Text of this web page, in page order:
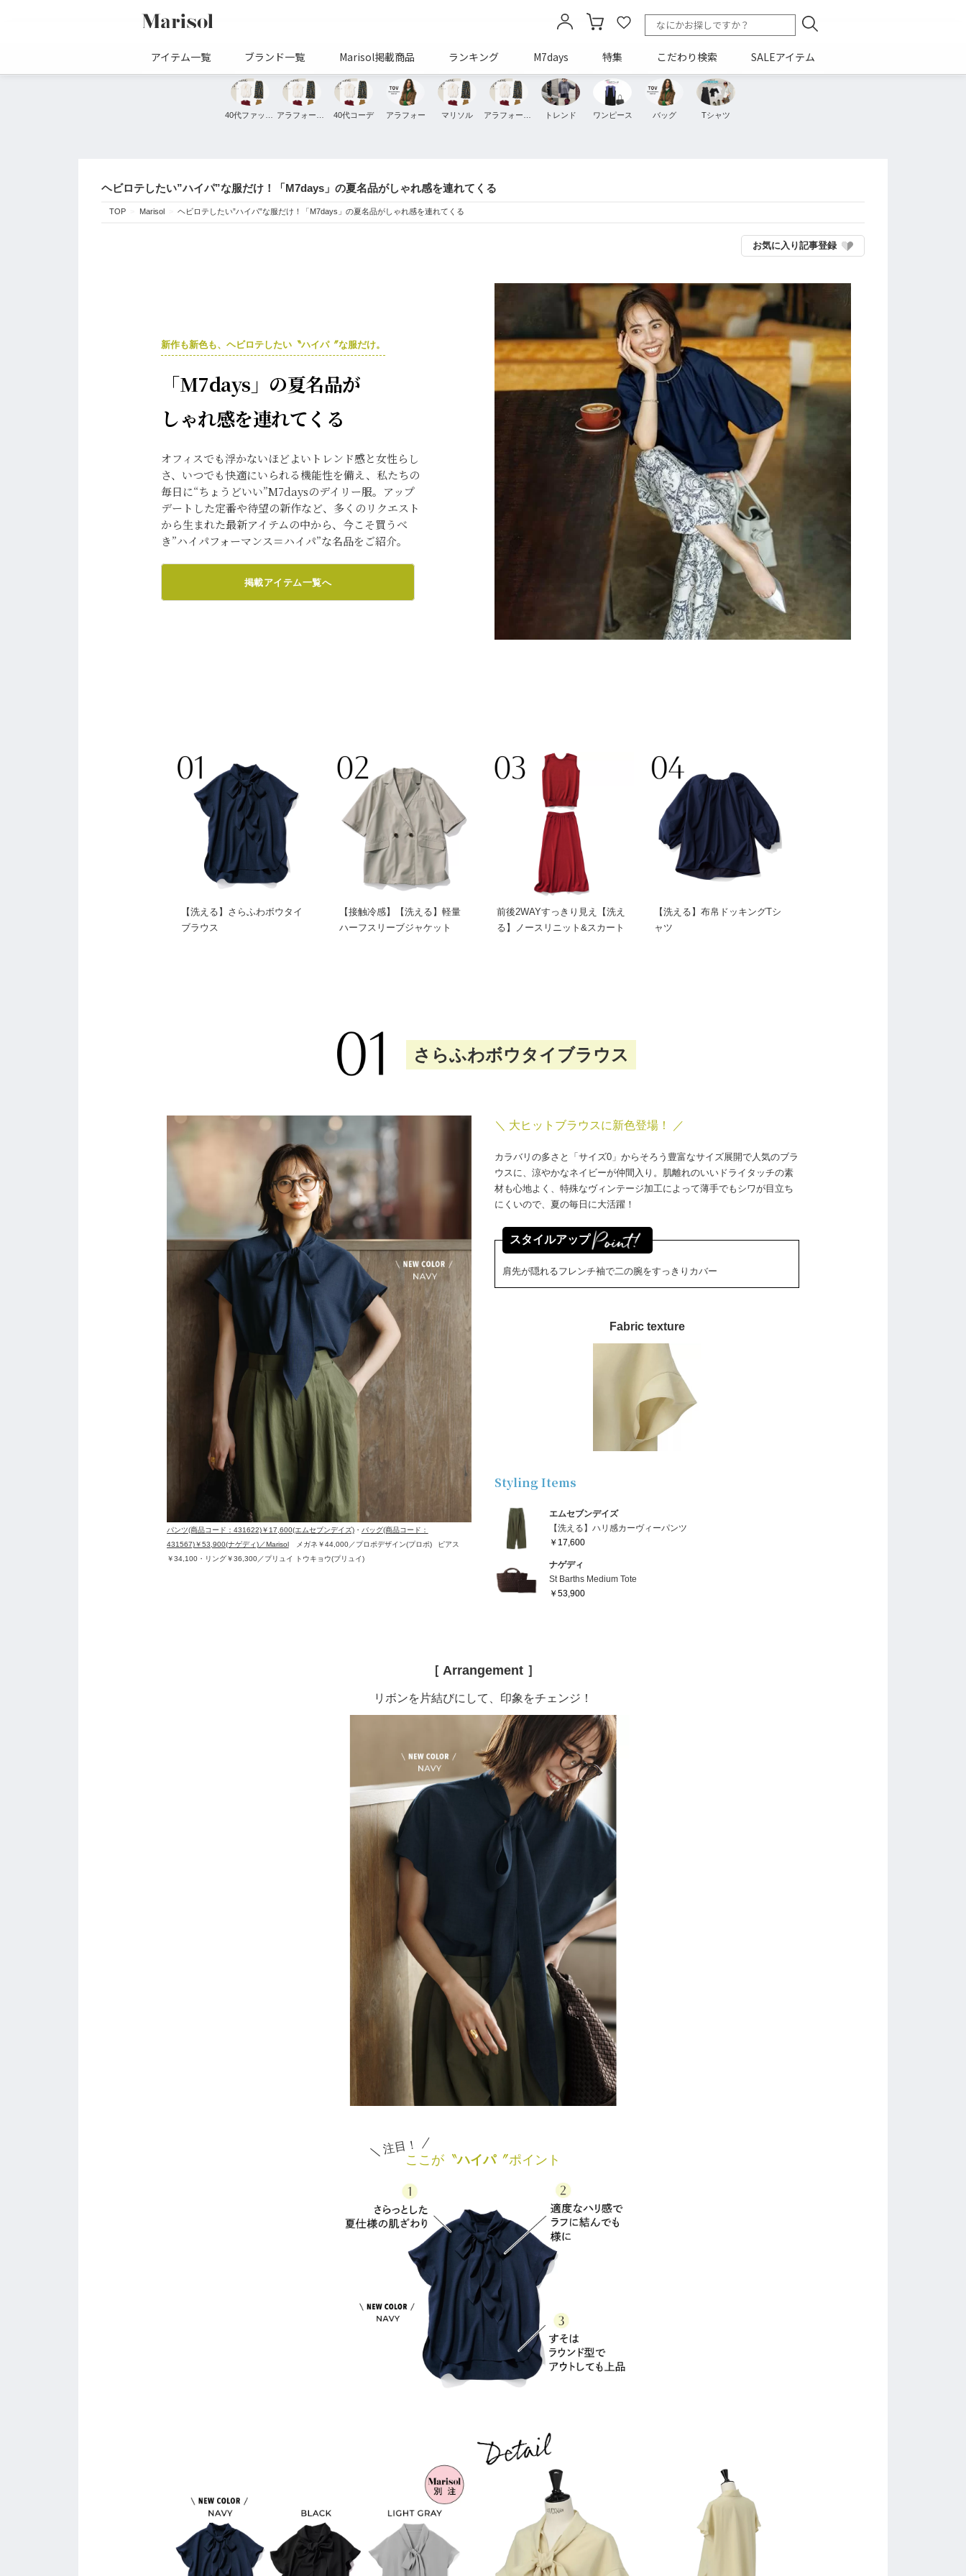
アイテム一覧 ブランド一覧 Marisol掲載商品 ランキング M7days 特集 こだわり検索 SALEアイテム
40代コーデ アラフォー マリソル トレンド ワンピース バッグ Tシャツ
ヘビロテしたい”ハイパ”な服だけ！「M7days」の夏名品がしゃれ感を連れてくる
TOP Marisol ヘビロテしたい”ハイパ”な服だけ！「M7days」の夏名品がしゃれ感を連れてくる
お気に入り記事登録
新作も新色も、ヘビロテしたい〝ハイパ〞な服だけ。
「M7days」の夏名品が
しゃれ感を連れてくる
オフィスでも浮かないほどよいトレンド感と女性らし
さ、いつでも快適にいられる機能性を備え、私たちの
毎日に“ちょうどいい”M7daysのデイリー服。アップ
デートした定番や待望の新作など、多くのリクエスト
から生まれた最新アイテムの中から、今こそ買うべ
き”ハイパフォーマンス＝ハイパ”な名品をご紹介。
掲載アイテム一覧へ
【洗える】さらふわボウタイ
ブラウス
【接触冷感】【洗える】軽量
ハーフスリーブジャケット
前後2WAYすっきり見え【洗え
る】ノースリニット&スカート
【洗える】布帛ドッキングTシ
ャツ
さらふわボウタイブラウス
パンツ(商品コード：431622)￥17,600(エムセブンデイズ)・ バッグ(商品コード：
431567)￥53,900(ナゲディ)／Marisolメガネ￥44,000／プロポデザイン(プロポ)
ピアス
￥34,100・リング￥36,300／プリュイ トウキョウ(プリュイ)
＼ 大ヒットブラウスに新色登場！ ／
カラバリの多さと「サイズ0」からそろう豊富なサイズ展開で人気のブラ
ウスに、涼やかなネイビーが仲間入り。肌離れのいいドライタッチの素
材も心地よく、特殊なヴィンテージ加工によって薄手でもシワが目立ち
にくいので、夏の毎日に大活躍！
スタイルアップ
肩先が隠れるフレンチ袖で二の腕をすっきりカバー
Fabric texture
Styling Items
エムセブンデイズ
【洗える】ハリ感カーヴィーパンツ
￥17,600
ナゲディ
St Barths Medium Tote
￥53,900
［ Arrangement ］
リボンを片結びにして、印象をチェンジ！
＼ 注目！ ／
ここが〝ハイパ〞ポイント